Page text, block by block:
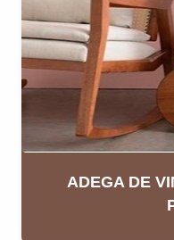
ADEGA DE